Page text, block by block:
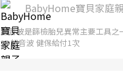
BabyHome寶貝家庭
超音波是篩檢胎兒異常主要工具之
2D超音波 健保給付1次